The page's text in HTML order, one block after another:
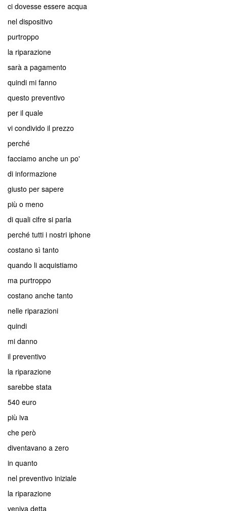
ci dovesse essere acqua
nel dispositivo
purtroppo
la riparazione
sarà a pagamento
quindi mi fanno
questo preventivo
per il quale
vi condivido il prezzo
perché
facciamo anche un po'
di informazione
giusto per sapere
più o meno
di quali cifre si parla
perché tutti i nostri iphone
costano sì tanto
quando li acquistiamo
ma purtroppo
costano anche tanto
nelle riparazioni
quindi
mi danno
il preventivo
la riparazione
sarebbe stata
540 euro
più iva
che però
diventavano a zero
in quanto
nel preventivo iniziale
la riparazione
veniva detta